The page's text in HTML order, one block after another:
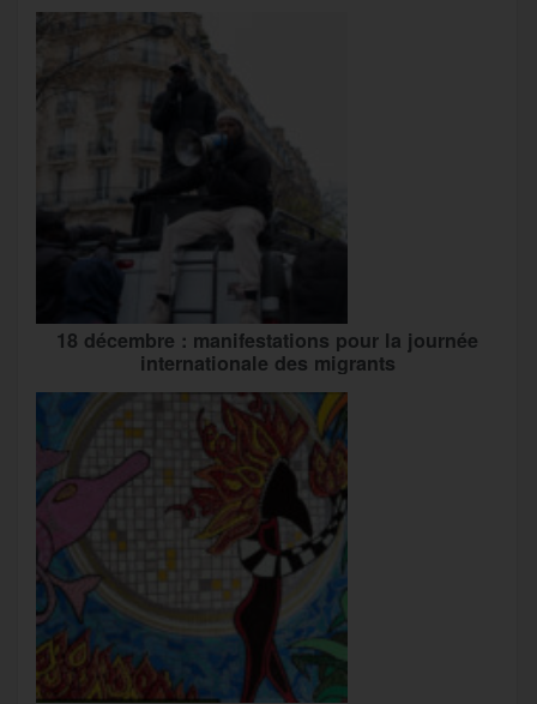
18 décembre : manifestations pour la journée
internationale des migrants